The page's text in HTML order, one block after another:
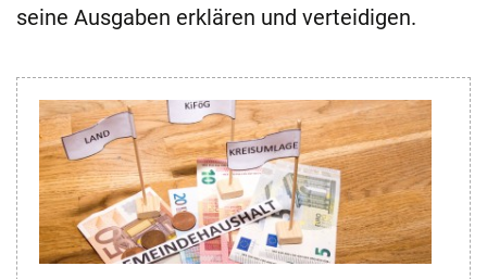
seine Ausgaben erklären und verteidigen.